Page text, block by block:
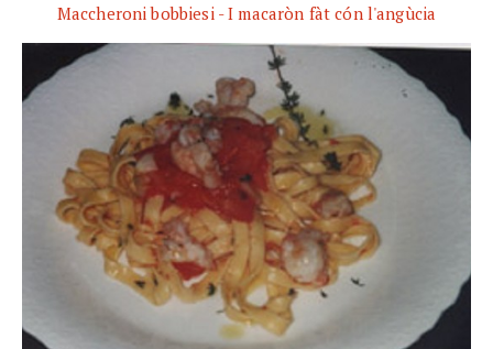
Maccheroni bobbiesi - I macaròn fàt cón l'angùcia